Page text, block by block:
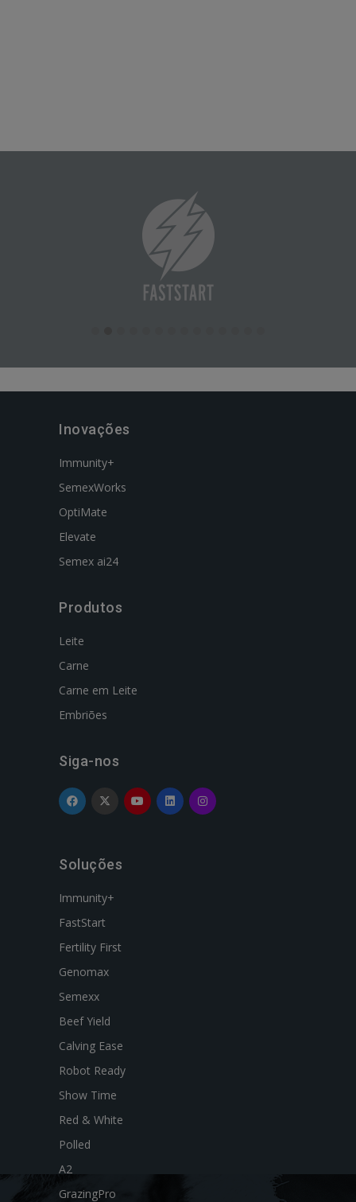
Inovações
Immunity+
SemexWorks
OptiMate
Elevate
Semex ai24
Produtos
Leite
Carne
Carne em Leite
Embriões
Siga-nos
Soluções
Immunity+
FastStart
Fertility First
Genomax
Semexx
Beef Yield
Calving Ease
Robot Ready
Show Time
Red & White
Polled
A2
GrazingPro